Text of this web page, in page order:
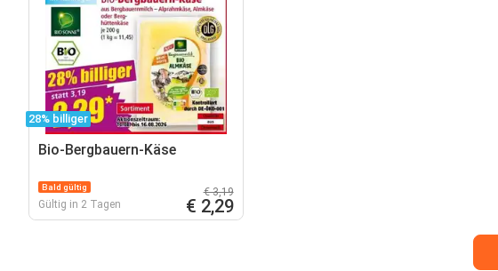
28% billiger
Bio-Bergbauern-Käse
Bald gültig
Gültig in 2 Tagen
€ 3,19
€ 2,29